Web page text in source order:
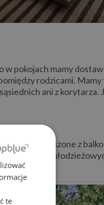
pokojach mamy
rodzicami. Mamy
ani z korytarza.
wygłoszone z
i
te